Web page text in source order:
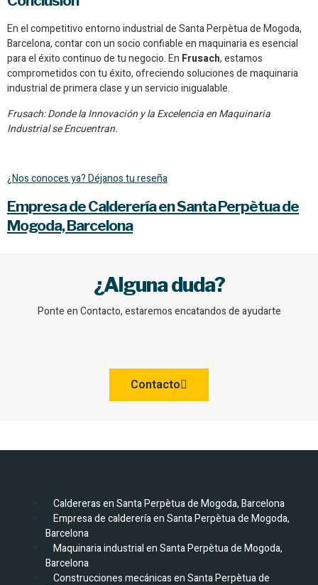
En el competitivo entorno industrial de Santa Perpètua de Mogoda,
Barcelona, contar con un socio confiable en maquinaria es esencial
para el éxito continuo de tu negocio. En Frusach, estamos
comprometidos con tu éxito, ofreciendo soluciones de maquinaria
industrial de primera clase y un servicio inigualable.
Frusach: Donde la Innovación y la Excelencia en Maquinaria
Industrial se Encuentran.
¿Nos conoces ya? Déjanos tu reseña
Empresa de Calderería en Santa Perpètua de
Mogoda, Barcelona
¿Alguna duda?
Ponte en Contacto, estaremos encatandos de ayudarte
Contacto
Caldereras en Santa Perpètua de Mogoda, Barcelona
Empresa de calderería en Santa Perpètua de Mogoda,
Barcelona
Maquinaria industrial en Santa Perpètua de Mogoda,
Barcelona
Construcciones mecánicas en Santa Perpètua de